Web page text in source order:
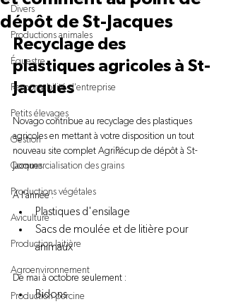
Divers
Productions animales
Équestre
Responsabilité d'entreprise
Petits élevages
Gestion
Commercialisation des grains
Productions végétales
Aviculture
Production laitière
Agroenvironnement
Production porcine
dépôt de St-Jacques
Recyclage des
plastiques agricoles à St-
Jacques
Novago contribue au recyclage des plastiques
agricoles en mettant à votre disposition un tout
nouveau site complet AgriRécup de dépôt à St-
Jacques.
Plastiques d'ensilage
Sacs de moulée et de litière pour
animaux
Bidons